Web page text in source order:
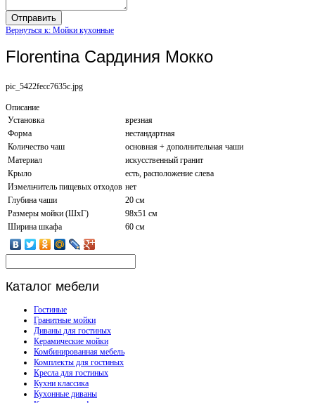
Вернуться к: Мойки кухонные
Florentina Сардиния Мокко
pic_5422fecc7635c.jpg
Описание
Установка
врезная
Форма
нестандартная
Количество чаш
основная + дополнительная чаши
Материал
искусственный гранит
Крыло
есть, расположение слева
Измельчитель пищевых отходов нет
Глубина чаши
20 см
Размеры мойки (ШхГ)
98х51 см
Ширина шкафа
60 см
Каталог мебели
Гостиные
Гранитные мойки
Диваны для гостиных
Керамические мойки
Комбинированная мебель
Комплекты для гостиных
Кресла для гостиных
Кухни классика
Кухонные диваны